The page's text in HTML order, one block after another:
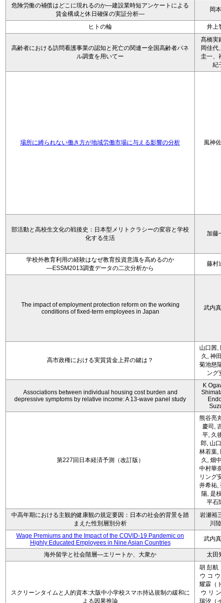
危険労働の補償はどこに現れるのか―建設業時短アンケートによる
賃金構成と休日確保の実証分析―
岡
ヒトの輪 井上
高齢者における訪問看護事業の認知と死亡の関連ー全国高齢者パネ
ル調査を用いてー
髙橋実
岡佳代
圭一、
紀
場所に縛られない働き方が地域労働市場に与える影響の分析 風神
部活動と高校生文化の戦後史：日本型メリトクラシーの変容と学校
化する生活
加藤
学校外教育利用の経験はなぜ教育投資意識を高めるのか
―ESSM2013調査データの二次分析から
藤村
The impact of employment protection reform on the working
conditions of fixed-term employees in Japan
武内
高市政権における実質賃金上昇の鍵は？
山口茜,
久, 神
菊池慈
ング
Associations between individual housing cost burden and
depressive symptoms by relative income: A 13-wave panel study
K
第227回日本経済予測（改訂版）
熊谷亮
慶司,
平, 久
郎, 山
林若葉,
久, 畑
中村華
リング
井希祐,
陽, 是
平石
中高年期における主観的健康観の規定要因：日本の社会的背景を踏
まえた性別層別分析
岩瀬裕
川
Wage Premiums and the Impact of the COVID‑19 Pandemic on
Highly Educated Employees in Nine Asian Countries
武内
海外留学と社会階層―エリートか、大衆か 太田
スクリーンタイムと人的資本:大阪中小学校スマホ持込規制の緩和に
よる因果推論
胡 彭航
ウ コ
耀霖（
ウ リ
瑞汐（